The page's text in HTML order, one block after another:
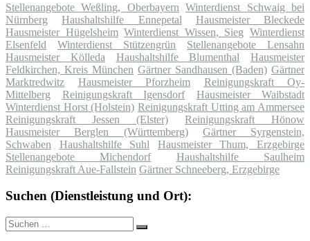
Stellenangebote Weßling, Oberbayern
Winterdienst Schwaig bei
Nürnberg
Haushaltshilfe Ennepetal
Hausmeister Bleckede
Hausmeister Hügelsheim Winterdienst Wissen, Sieg Winterdienst
Elsenfeld
Winterdienst Stützengrün
Stellenangebote Lensahn
Hausmeister Kölleda
Haushaltshilfe Blumenthal
Hausmeister
Feldkirchen, Kreis München Gärtner Sandhausen (Baden) Gärtner
Marktredwitz
Hausmeister Pforzheim
Reinigungskraft Oy-
Mittelberg
Reinigungskraft Igensdorf
Hausmeister Waibstadt
Winterdienst Horst (Holstein) Reinigungskraft Utting am Ammersee
Reinigungskraft Jessen (Elster)
Reinigungskraft Hönow
Hausmeister Berglen (Württemberg)
Gärtner Syrgenstein,
Schwaben
Haushaltshilfe Suhl
Hausmeister Thum, Erzgebirge
Stellenangebote Michendorf
Haushaltshilfe Saulheim
Reinigungskraft Aue-Fallstein Gärtner Schneeberg, Erzgebirge
Suchen (Dienstleistung und Ort):
Suche
nach:
Suchen